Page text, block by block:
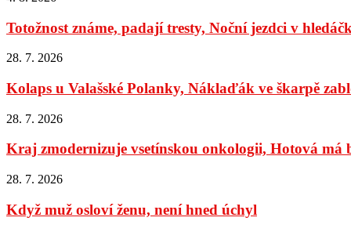
Totožnost známe, padají tresty, Noční jezdci v
28. 7. 2026
Kolaps u Valašské Polanky, Náklaďák ve škarpě
28. 7. 2026
Kraj zmodernizuje vsetínskou onkologii, Hotová má
28. 7. 2026
Když muž osloví ženu, není hned úchyl